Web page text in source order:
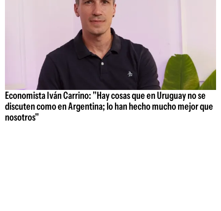
Economista Iván Carrino: "Hay cosas que en Uruguay no se
discuten como en Argentina; lo han hecho mucho mejor que
nosotros"